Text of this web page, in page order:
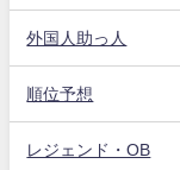
外国人助っ人
順位予想
レジェンド・OB